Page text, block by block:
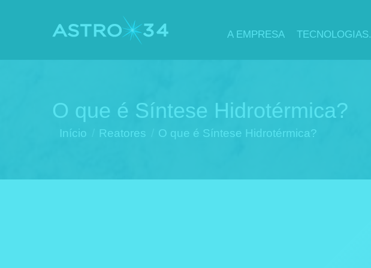
A EMPRESA TECNOLOGIAS.
O que é Síntese Hidrotérmica?
Você está aqui:
Início Reatores O que é Síntese Hidrotérmica?